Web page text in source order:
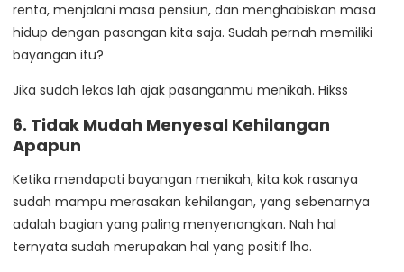
renta, menjalani masa pensiun, dan menghabiskan masa
hidup dengan pasangan kita saja. Sudah pernah memiliki
bayangan itu?
Jika sudah lekas lah ajak pasanganmu menikah. Hikss
6. Tidak Mudah Menyesal Kehilangan
Apapun
Ketika mendapati bayangan menikah, kita kok rasanya
sudah mampu merasakan kehilangan, yang sebenarnya
adalah bagian yang paling menyenangkan. Nah hal
ternyata sudah merupakan hal yang positif lho.